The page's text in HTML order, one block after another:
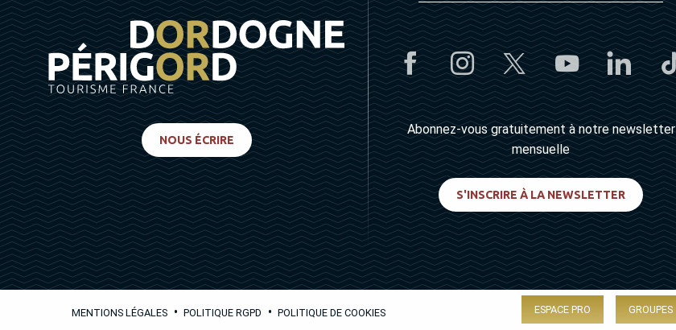
NOUS ÉCRIRE
Abonnez-vous gratuitement à notre newsletter
mensuelle
S'INSCRIRE À LA NEWSLETTER
MENTIONS LÉGALES • POLITIQUE RGPD • POLITIQUE DE COOKIES ESPACE PRO GROUPES